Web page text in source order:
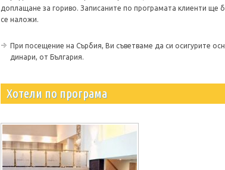
доплащане за гориво. Записаните по програмата клиенти ще
се наложи.
При посещение на Сърбия, Ви съветваме да си осигурите
динари, от България.
Хотели по програма